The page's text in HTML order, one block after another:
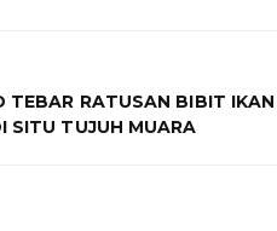
TEBAR RATUSAN BIBIT IKAN
SITU TUJUH MUARA